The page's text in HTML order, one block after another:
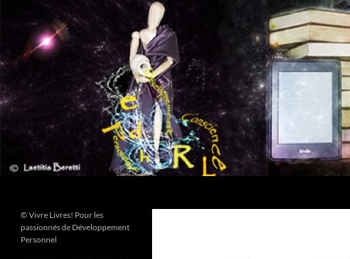
contenu
© Vivre Livres! Pour les
passionnés de Développement
Personnel